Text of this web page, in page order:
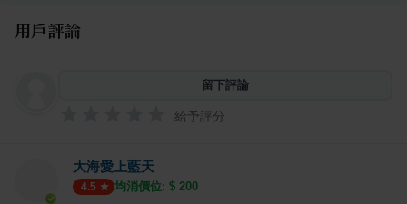
用戶評論
留下評論
給予評分
大海愛上藍天
4.5 均消價位: $ 200